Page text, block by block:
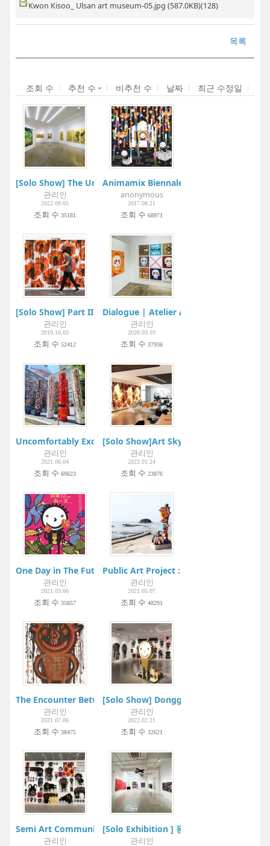
Kwon Kisoo_ Ulsan art museum-05.jpg (587.0KB)(128)
목록
조회 수 추천 수 비추천 수 날짜 최근 수정일
[Solo Show] The Universe in the Golden Eye | Atelier Aki
관리인
2022.09.05
조회 수 35181
Animamix Biennale 2017: Myth &
anonymous
2017.08.21
조회 수 68971
[Solo Show] Part II : 드로잉 Drawing | ARELIER AKI
관리인
2019.10.03
조회 수 52412
Dialogue | Atelier Aki
관리인
2020.03.19
조회 수 37936
Uncomfortably Exciting | Gangnam Interior Design Week |
관리인
2021.06.04
조회 수 69623
[Solo Show]Art Skybrige | BODA
관리인
2022.01.24
조회 수 23876
One Day in The Future... 如果有一天...| Metaphysical Art
관리인
2021.03.06
조회 수 35857
Public Art Project : Youngheung-do
관리인
2021.05.07
조회 수 48291
The Encounter Between Hanguel and Korean Painting |
관리인
2021.07.06
조회 수 38475
[Solo Show] Dongguri 20 Years |
관리인
2022.02.21
조회 수 32621
Semi Art Community Project:Boogie Woogie Art Museum |
관리인
[Solo Exhibition ] 동동, 완월장취 玩月長
관리인